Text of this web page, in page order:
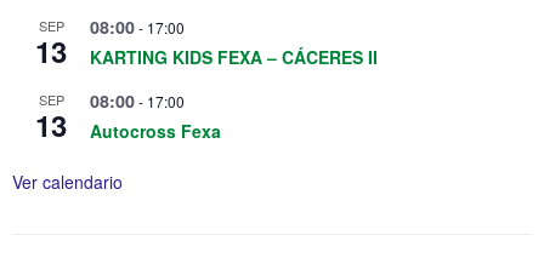
SEP
13
08:00- 17:00
KARTING KIDS FEXA – CÁCERES II
SEP
13
08:00- 17:00
Autocross Fexa
Ver calendario